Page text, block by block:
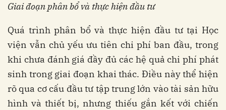
Giai đoạn phân bổ và thực hiện đầu tư
Quá trình phân bổ và thực hiện đầu tư tại Học
viện vẫn chủ yếu ưu tiên chi phí ban đầu, trong
khi chưa đánh giá đầy đủ các hệ quả chi phí phát
sinh trong giai đoạn khai thác. Điều này thể hiện
rõ qua cơ cấu đầu tư tập trung lớn vào tài sản hữu
hình và thiết bị, nhưng thiếu gắn kết với chiến